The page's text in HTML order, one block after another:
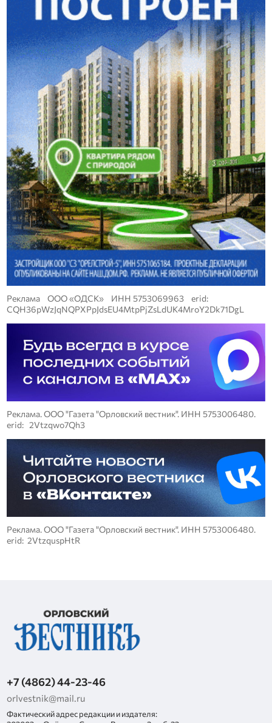
Реклама ООО «ОДСК» ИНН 5753069963 erid:
CQH36pWzJqNQPXPpJdsEU4MtpPjZsLdUK4MroY2Dk71DgL
Реклама. ООО "Газета "Орловский вестник". ИНН 5753006480.
erid: 2Vtzqwo7Qh3
Реклама. ООО "Газета "Орловский вестник". ИНН 5753006480.
erid: 2VtzquspHtR
+7 (4862) 44-23-46
orlvestnik@mail.ru
Фактический адрес редакции и издателя: